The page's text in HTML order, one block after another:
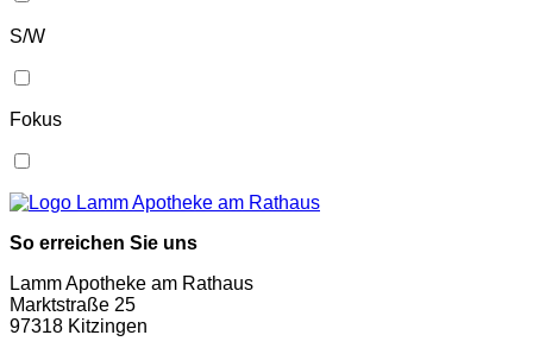
S/W
Fokus
So erreichen Sie uns
Lamm Apotheke am Rathaus
Marktstraße 25
97318 Kitzingen